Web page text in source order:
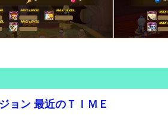
ョン 最近のＴＩＭＥ